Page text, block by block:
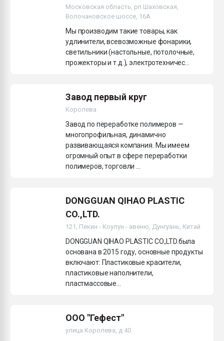
Московская область, рп Шаховская,
Волочановское шоссе, 16А
Мы производим такие товары, как
удлинители, всевозможные фонарики,
светильники (настольные, потолочные,
прожекторы и т.д.), электротехничес...
Завод первый круг
Королева
Завод по переработке полимеров —
многопрофильная, динамично
развивающаяся компания. Мы имеем
огромный опыт в сфере переработки
полимеров, торговли ...
DONGGUAN QIHAO PLASTIC
CO.,LTD.
121, Пекин - Коулун - авеню, Дунгуань, Китай
DONGGUAN QIHAO PLASTIC CO.,LTD.была
основана в 2015 году, основные продукты
включают: Пластиковые красители,
пластиковые наполнители,
пластмассовые...
ООО "Гефест"
улица Королева, д 40